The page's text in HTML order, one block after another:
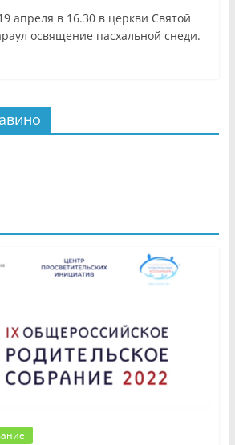
апреля в 16.30 в церкви Святой
освящение пасхальной снеди.